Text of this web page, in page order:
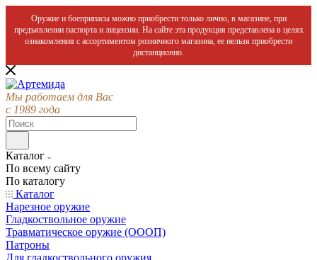
Оружие и боеприпасы можно приобрести только лично, в магазине, при
предъявлении паспорта и лицензии. На сайте эта продукция представлена в целях
ознакомления с ассортиментом розничного магазина, ее нельзя приобрести
дистанционно.
Мы работаем для Вас
с 1989 года
Каталог
По всему сайту
По каталогу
Каталог
Нарезное оружие
Гладкоствольное оружие
Травматическое оружие (ОООП)
Патроны
Для гладкоствольного оружия